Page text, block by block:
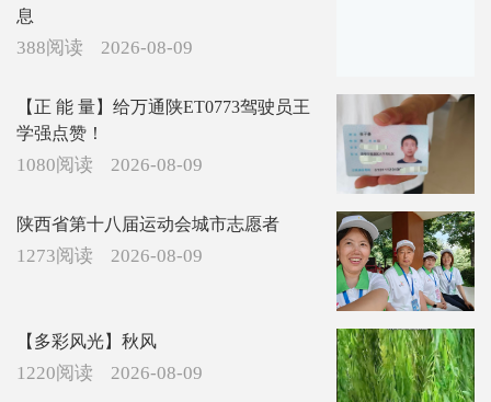
息
388阅读 2026-08-09
【正 能 量】给万通陕ET0773驾驶员王
学强点赞！
1080阅读 2026-08-09
陕西省第十八届运动会城市志愿者
1273阅读 2026-08-09
【多彩风光】秋风
1220阅读 2026-08-09